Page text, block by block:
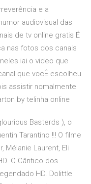
e a
audiovisual das
de tv online gratis É
nas fotos dos canais
iai o video que
que vocÊ escolheu
assistir nomalmente
by telinha online
Basterds ), o
Tarantino !!! O filme
Mélanie Laurent, Eli
O Cântico dos
HD. Dolittle